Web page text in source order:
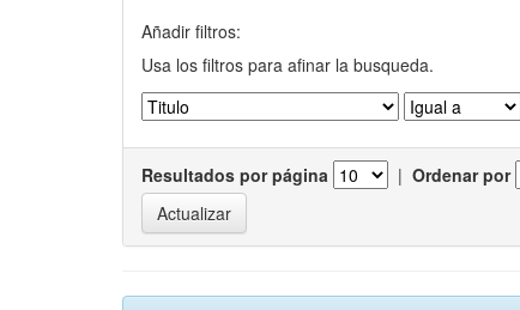
Añadir filtros:
Usa los filtros para afinar la busqueda.
Resultados por página | Ordenar por